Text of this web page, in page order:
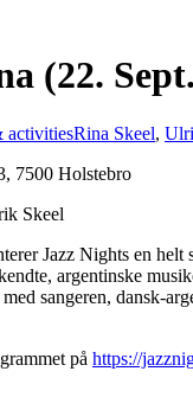
(22.
activitiesRina Skeel,
7500 Holstebro
Skeel
Jazz Nights en
argentinske
sangeren, dansk-
på https://